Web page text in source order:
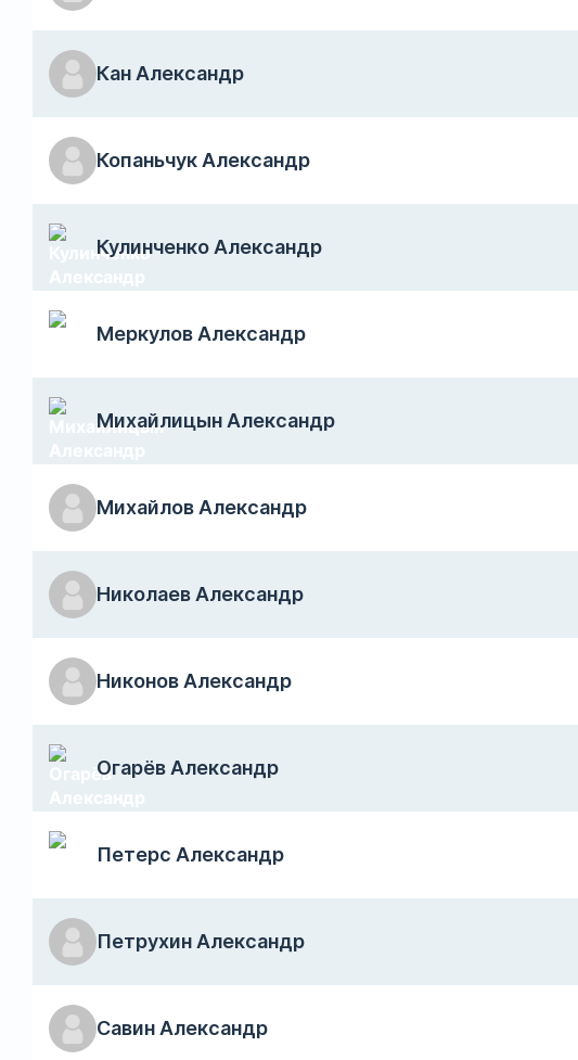
Кан Александр
Копаньчук Александр
Кулинченко Александр
Меркулов Александр
Михайлицын Александр
Михайлов Александр
Николаев Александр
Никонов Александр
Огарёв Александр
Петерс Александр
Петрухин Александр
Савин Александр